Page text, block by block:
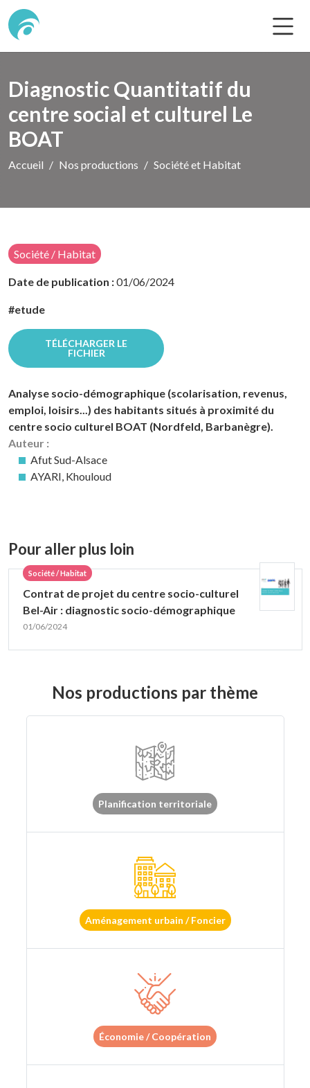
Diagnostic Quantitatif du
centre social et culturel Le
BOAT
Accueil Nos productions Société et Habitat
Société / Habitat
Date de publication :01/06/2024
#etude
TÉLÉCHARGER LE
FICHIER
Analyse socio-démographique (scolarisation, revenus,
emploi, loisirs...) des habitants situés à proximité du
centre socio culturel BOAT (Nordfeld, Barbanègre).
Auteur :
Afut Sud-Alsace
AYARI, Khouloud
Pour aller plus loin
Société / Habitat
Contrat de projet du centre socio-culturel
Bel-Air : diagnostic socio-démographique
01/06/2024
Nos productions par thème
Planification territoriale
Aménagement urbain / Foncier
Économie / Coopération